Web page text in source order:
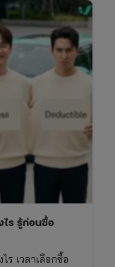
ไร รู้ก่อนซื้อ
เวลาเลือกซื้อ